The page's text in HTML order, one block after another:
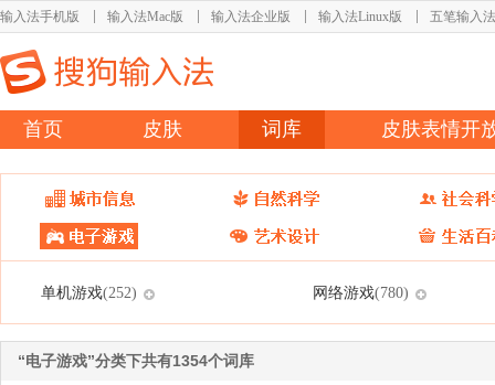
输入法手机版 输入法Mac版 输入法企业版 输入法Linux版 五笔输入法
首页 皮肤 词库 皮肤表情开
单机游戏(252) 网络游戏(780)
“电子游戏”分类下共有1354个词库